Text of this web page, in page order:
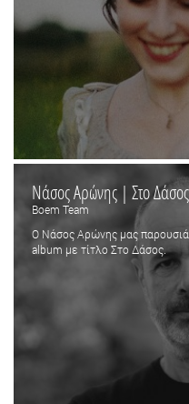
Νάσος Αρώνης | Στο Δάσος
Boem Team
Ο Νάσος Αρώνης μας
album με τίτλο Στο Δάσος.